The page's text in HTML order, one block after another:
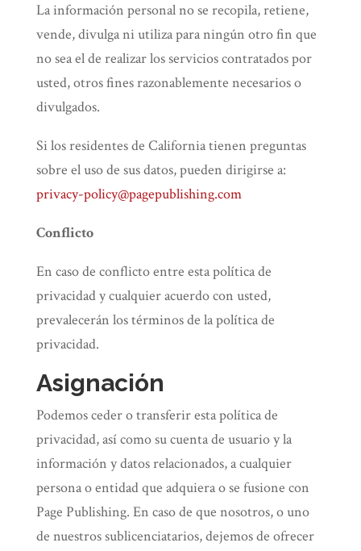
La información personal no se recopila, retiene,
vende, divulga ni utiliza para ningún otro fin que
no sea el de realizar los servicios contratados por
usted, otros fines razonablemente necesarios o
divulgados.
Si los residentes de California tienen preguntas
sobre el uso de sus datos, pueden dirigirse a:
privacy-policy@pagepublishing.com
Conflicto
En caso de conflicto entre esta política de
privacidad y cualquier acuerdo con usted,
prevalecerán los términos de la política de
privacidad.
Asignación
Podemos ceder o transferir esta política de
privacidad, así como su cuenta de usuario y la
información y datos relacionados, a cualquier
persona o entidad que adquiera o se fusione con
Page Publishing. En caso de que nosotros, o uno
de nuestros sublicenciatarios, dejemos de ofrecer